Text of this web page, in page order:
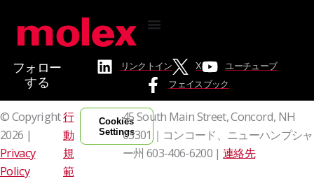
リンクトイン X
ユーチューブ
フェイスブック
フォロー
する
© Copyright
2026 |
Privacy
Policy
行
動
規
範
Cookies
Settings
45 South Main Street, Concord, NH
03301｜コンコード、ニューハンプシャ
ー州 603-406-6200 | 連絡先